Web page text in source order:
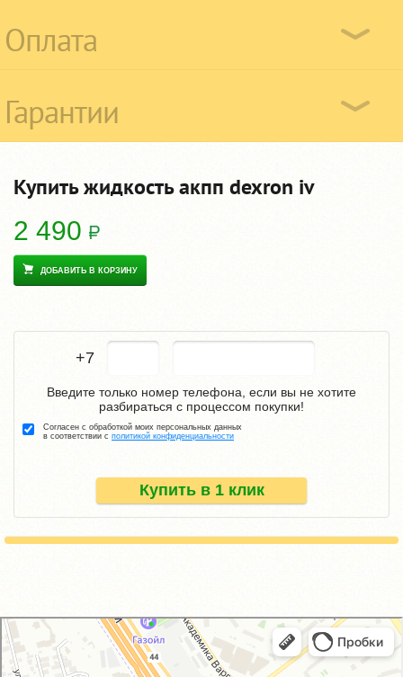
Оплата
Гарантии
Купить жидкость акпп dexron iv
2 490
ДОБАВИТЬ В КОРЗИНУ
+7
Купить в 1 клик
Введите только номер телефона, если вы не хотите
разбираться с процессом покупки!
Согласен с обработкой моих персональных данных
в соответствии с политикой конфиденциальности
GM-City&VAG-Repair
Автосервис, автотехцентр в Москве
Магазин автозапчастей и автотоваров в Москве